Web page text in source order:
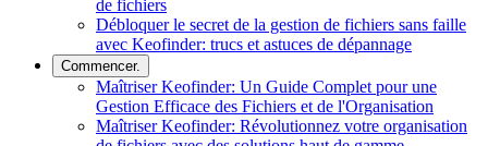
de fichiers
Débloquer le secret de la gestion de fichiers sans faille
avec Keofinder: trucs et astuces de dépannage
Commencer.
Maîtriser Keofinder: Un Guide Complet pour une
Gestion Efficace des Fichiers et de l'Organisation
Maîtriser Keofinder: Révolutionnez votre organisation